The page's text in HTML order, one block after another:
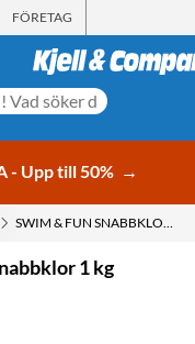
FÖRETAG
- Upp till 50% →
SWIM & FUN SNABBKLOR 1 KG
1 kg